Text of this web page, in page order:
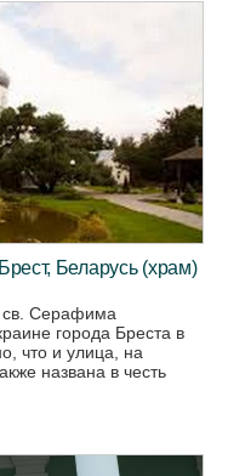
Беларусь (храм)
св. Серафима
города Бреста в
что и улица, на
названа в честь